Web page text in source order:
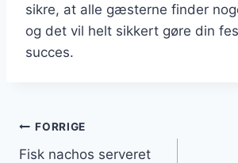
sikre, at alle gæsterne finder
og det vil helt sikkert gøre din
succes.
Indlægsnavigation
FORRIGE
Fisk nachos serveret